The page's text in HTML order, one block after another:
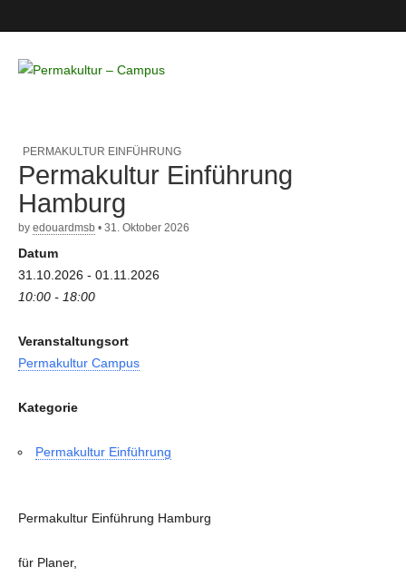
– Campus
PERMAKULTUR EINFÜHRUNG
Permakultur Einführung
Hamburg
by edouardmsb • 31. Oktober 2026
Datum
31.10.2026 - 01.11.2026
10:00 - 18:00
Veranstaltungsort
Permakultur Campus
Kategorie
Permakultur Einführung
Permakultur Einführung Hamburg
für Planer,